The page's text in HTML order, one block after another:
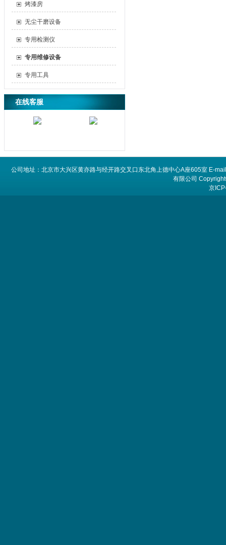
烤漆房
无尘干磨设备
专用检测仪
专用维修设备
专用工具
在线客服
公司地址：北京市大兴区黄亦路与经开路交叉口东北角上德中心A座605室 E-
有限公司
京